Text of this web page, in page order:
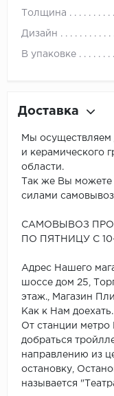
Толщина
Дизайн
В упаковке
Доставка
Мы осуществляем
и керамического
области.
Так же Вы можете
силами
САМОВЫВОЗ
ПО ПЯТНИЦУ С
Адрес Нашего
шоссе дом 25,
этаж., Магазин
Как к Нам доехать.
От станции
добраться
направлению из
остановку,
называется